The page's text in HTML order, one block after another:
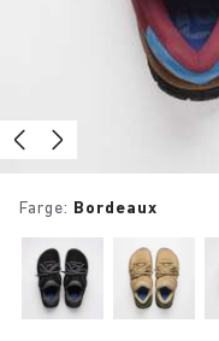
Farge: Bordeaux